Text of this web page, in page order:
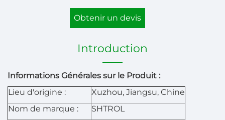
Obtenir un devis
Introduction
Informations Générales sur le Produit :
Lieu d'origine :
Xuzhou, Jiangsu, Chine
Nom de marque :
SHTROL